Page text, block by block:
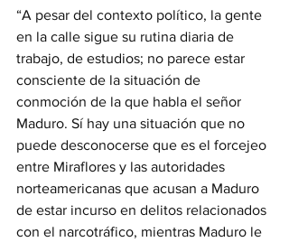
“A pesar del contexto político, la gente
en la calle sigue su rutina diaria de
trabajo, de estudios; no parece estar
consciente de la situación de
conmoción de la que habla el señor
Maduro. Sí hay una situación que no
puede desconocerse que es el forcejeo
entre Miraflores y las autoridades
norteamericanas que acusan a Maduro
de estar incurso en delitos relacionados
con el narcotráfico, mientras Maduro le